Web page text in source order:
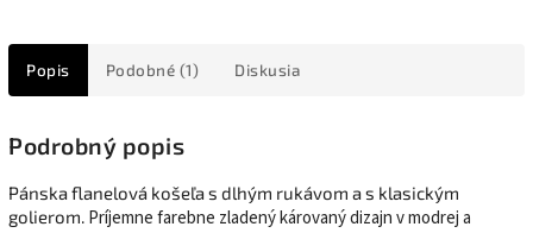
Popis Podobné (1) Diskusia
Podrobný popis
Pánska flanelová košeľa s dlhým rukávom a s klasickým
golierom. Príjemne farebne zladený károvaný dizajn v modrej a